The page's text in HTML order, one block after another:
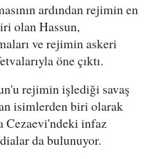
ardından rejimin en
olan Hassun,
ve rejimin askeri
öne çıktı.
rejimin işlediği savaş
isimlerden biri olarak
Cezaevi'ndeki infaz
da bulunuyor.